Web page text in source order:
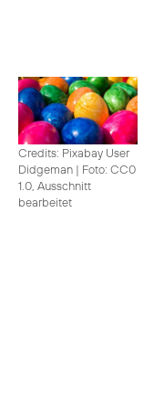
Credits: Pixabay User
Didgeman | Foto: CC0
1.0, Ausschnitt
bearbeitet